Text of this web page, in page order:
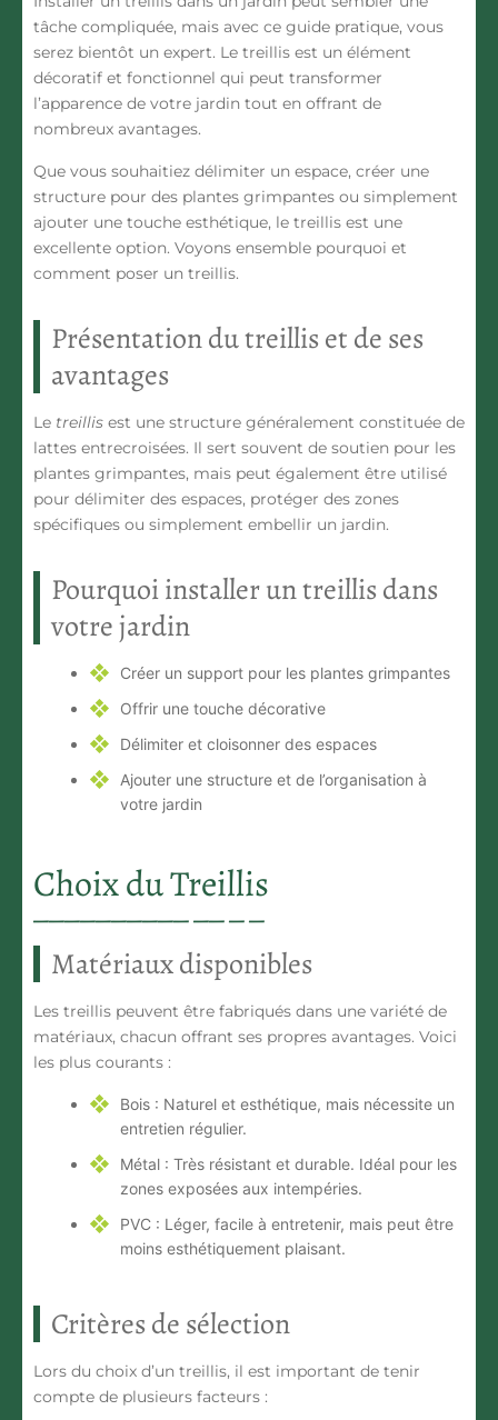
tâche compliquée, mais avec ce guide pratique, vous
serez bientôt un expert. Le treillis est un élément
décoratif et fonctionnel qui peut transformer
l’apparence de votre jardin tout en offrant de
nombreux avantages.
Que vous souhaitiez délimiter un espace, créer une
structure pour des plantes grimpantes ou simplement
ajouter une touche esthétique, le treillis est une
excellente option. Voyons ensemble pourquoi et
comment poser un treillis.
Présentation du treillis et de ses
avantages
Le treillis est une structure généralement constituée de
lattes entrecroisées. Il sert souvent de soutien pour les
plantes grimpantes, mais peut également être utilisé
pour délimiter des espaces, protéger des zones
spécifiques ou simplement embellir un jardin.
Pourquoi installer un treillis dans
votre jardin
Créer un support pour les plantes grimpantes
Offrir une touche décorative
Délimiter et cloisonner des espaces
Ajouter une structure et de l’organisation à
votre jardin
Choix du Treillis
Matériaux disponibles
Les treillis peuvent être fabriqués dans une variété de
matériaux, chacun offrant ses propres avantages. Voici
les plus courants :
Bois : Naturel et esthétique, mais nécessite un
entretien régulier.
Métal : Très résistant et durable. Idéal pour les
zones exposées aux intempéries.
PVC : Léger, facile à entretenir, mais peut être
moins esthétiquement plaisant.
Critères de sélection
Lors du choix d’un treillis, il est important de tenir
compte de plusieurs facteurs :